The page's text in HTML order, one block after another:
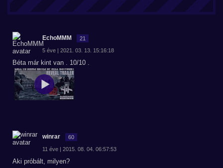
EchoMMM 21
5 éve | 2021. 03. 13. 15:16:18
Béta már kint van . 10/10 .
winrar 60
11 éve | 2015. 08. 04. 06:57:53
Aki próbált, milyen?